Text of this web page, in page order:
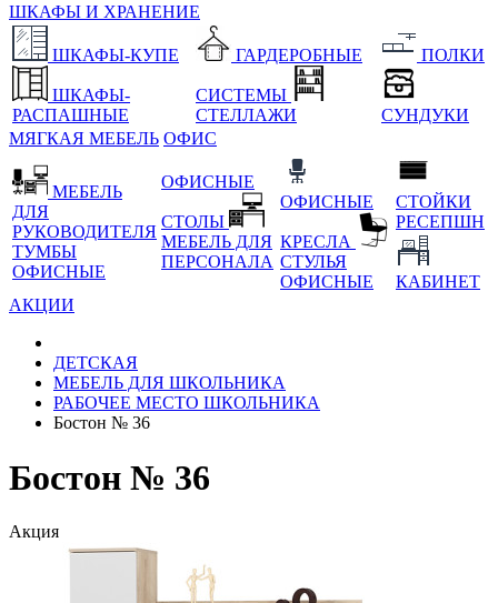
ШКАФЫ И ХРАНЕНИЕ
ШКАФЫ-КУПЕ
ШКАФЫ-
РАСПАШНЫЕ
ГАРДЕРОБНЫЕ
СИСТЕМЫ
СТЕЛЛАЖИ
ПОЛКИ
СУНДУКИ
МЯГКАЯ МЕБЕЛЬ ОФИС
МЕБЕЛЬ
ДЛЯ
РУКОВОДИТЕЛЯ
ТУМБЫ
ОФИСНЫЕ
ОФИСНЫЕ
СТОЛЫ
МЕБЕЛЬ ДЛЯ
ПЕРСОНАЛА
ОФИСНЫЕ
КРЕСЛА
СТУЛЬЯ
ОФИСНЫЕ
СТОЙКИ
РЕСЕПШН
КАБИНЕТ
АКЦИИ
ДЕТСКАЯ
МЕБЕЛЬ ДЛЯ ШКОЛЬНИКА
РАБОЧЕЕ МЕСТО ШКОЛЬНИКА
Бостон № 36
Бостон № 36
Акция